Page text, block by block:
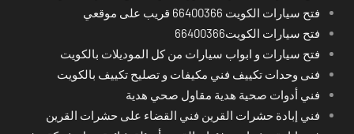
فتح سيارات الكويت 66400366 قريب على موقعي
فتح سيارات الكويت66400366
فتح سيارات و ابواب سيارات من كل الموديلات بالكويت
فنى وحدات تكييف فني مكيفات و تصليح تكييف بالكويت
فني أدوات صحية هدية مقاول صحي هدية
فني إبادة حشرات القرين فني القضاء على حشرات القرين